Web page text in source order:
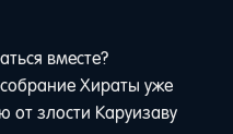
вместе?
Хираты уже
от злости Каруизаву